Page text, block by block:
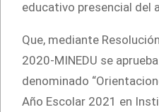
educativo presencial del
Que, mediante
2020-MINEDU se
denominado
Año Escolar 2021 en